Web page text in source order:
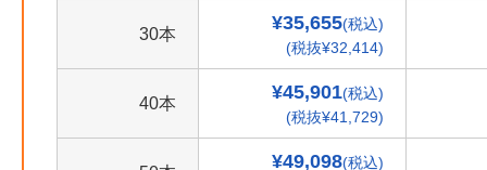
30本
¥35,655(税込)
(税抜¥32,414)
40本
¥45,901(税込)
(税抜¥41,729)
¥49,098(税込)